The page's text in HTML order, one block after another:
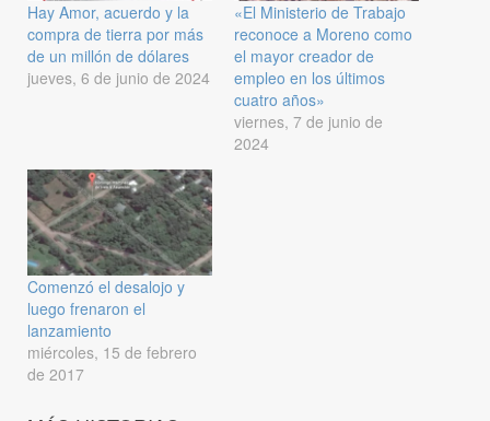
Hay Amor, acuerdo y la
compra de tierra por más
de un millón de dólares
jueves, 6 de junio de 2024
«El Ministerio de Trabajo
reconoce a Moreno como
el mayor creador de
empleo en los últimos
cuatro años»
viernes, 7 de junio de
2024
Comenzó el desalojo y
luego frenaron el
lanzamiento
miércoles, 15 de febrero
de 2017